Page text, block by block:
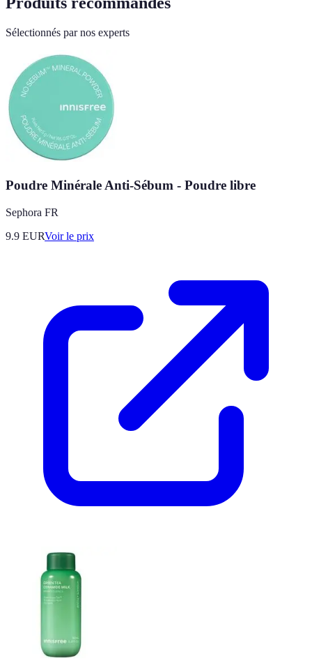
Sélectionnés par nos experts
Poudre Minérale Anti-Sébum - Poudre libre
Sephora FR
9.9 EURVoir le prix